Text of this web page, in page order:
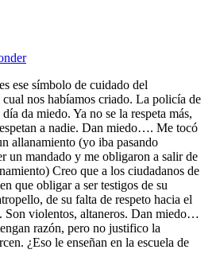
ese símbolo de cuidado del
nos habíamos criado. La policía de
da miedo. Ya no se la respeta más,
a nadie. Dan miedo…. Me tocó
allanamiento (yo iba pasando
un mandado y me obligaron a salir de
Creo que a los ciudadanos de
que obligar a ser testigos de su
de su falta de respeto hacia el
Son violentos, altaneros. Dan miedo…
razón, pero no justifico la
¿Eso le enseñan en la escuela de